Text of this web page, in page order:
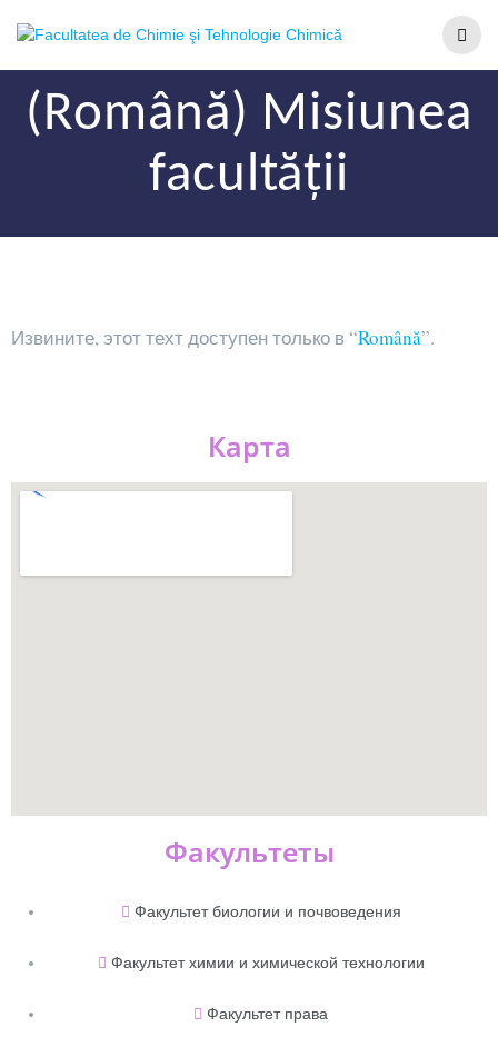
(Română) Misiunea
facultății
Извините, этот техт доступен только в “Română”.
Карта
Факультеты
Факультет биологии и почвоведения
Факультет химии и химической технологии
Факультет права